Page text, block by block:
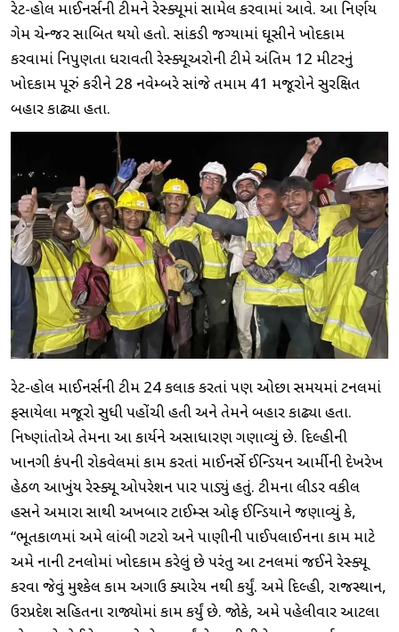
રેટ-હોલ માઈનર્સની ટીમને રેસ્ક્યૂમાં સામેલ કરવામાં આવે. આ નિર્ણય
ગેમ ચેન્જર સાબિત થયો હતો. સાંકડી જગ્યામાં ઘૂસીને ખોદકામ
કરવામાં નિપુણતા ધરાવતી રેસ્ક્યૂઅરોની ટીમે અંતિમ 12 મીટરનું
ખોદકામ પૂરું કરીને 28 નવેમ્બરે સાંજે તમામ 41 મજૂરોને સુરક્ષિત
બહાર કાઢ્યા હતા.
રેટ-હોલ માઈનર્સની ટીમ 24 કલાક કરતાં પણ ઓછા સમયમાં ટનલમાં
ફસાયેલા મજૂરો સુધી પહોંચી હતી અને તેમને બહાર કાઢ્યા હતા.
નિષ્ણાંતોએ તેમના આ કાર્યને અસાધારણ ગણાવ્યું છે. દિલ્હીની
ખાનગી કંપની રોકવેલમાં કામ કરતાં માઈનર્સે ઈન્ડિયન આર્મીની દેખરેખ
હેઠળ આખુંય રેસ્ક્યૂ ઓપરેશન પાર પાડ્યું હતું. ટીમના લીડર વકીલ
હસને અમારા સાથી અખબાર ટાઈમ્સ ઓફ ઈન્ડિયાને જણાવ્યું કે,
“ભૂતકાળમાં અમે લાંબી ગટરો અને પાણીની પાઈપલાઈનના કામ માટે
અમે નાની ટનલોમાં ખોદકામ કરેલું છે પરંતુ આ ટનલમાં જઈને રેસ્ક્યૂ
કરવા જેવું મુશ્કેલ કામ અગાઉ ક્યારેય નથી કર્યું. અમે દિલ્હી, રાજસ્થાન,
ઉત્તરપ્રદેશ સહિતના રાજ્યોમાં કામ કર્યું છે. જોકે, અમે પહેલીવાર આટલા